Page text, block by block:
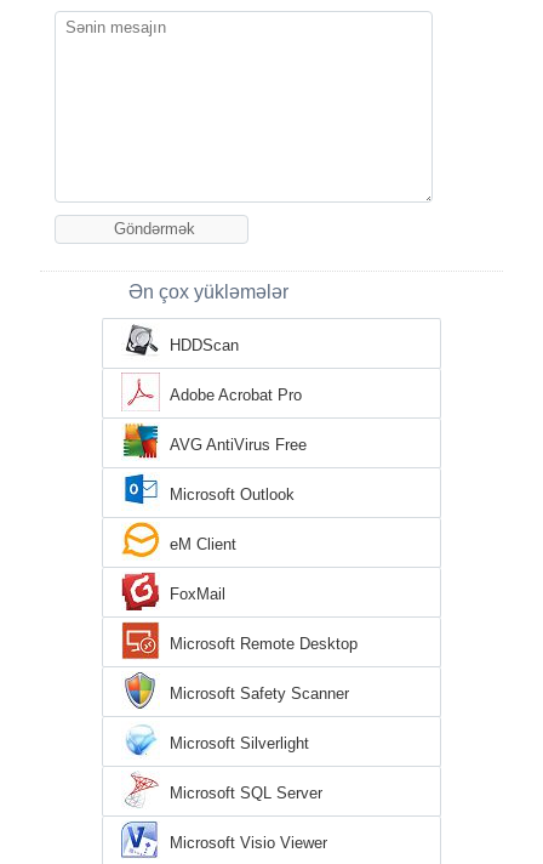
Ən çox yükləmələr
HDDScan
Adobe Acrobat Pro
AVG AntiVirus Free
Microsoft Outlook
eM Client
FoxMail
Microsoft Remote Desktop
Microsoft Safety Scanner
Microsoft Silverlight
Microsoft SQL Server
Microsoft Visio Viewer